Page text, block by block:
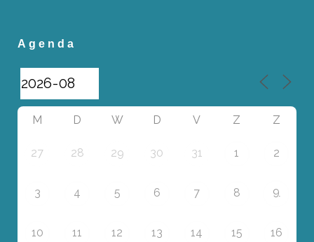
Agenda
M D W D V Z Z
27 28 29 30 31 1 2
3 4 5 6 7 8 9
10 11 12 13 14 15 16